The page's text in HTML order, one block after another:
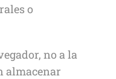
o
no a la
almacenar